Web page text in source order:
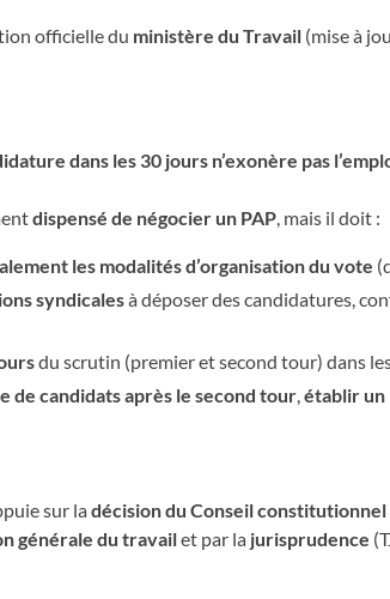
officielle du ministère du Travail (mise à
dans les 30 jours n’exonère pas
dispensé de négocier un PAP, mais il doit :
les modalités d’organisation du vote
syndicalesà déposer des candidatures,
du scrutin (premier et second tour) dans
de candidats après le second tour,établir un
sur ladécision du Conseil constitutionnel
générale du travailet par la jurisprudence